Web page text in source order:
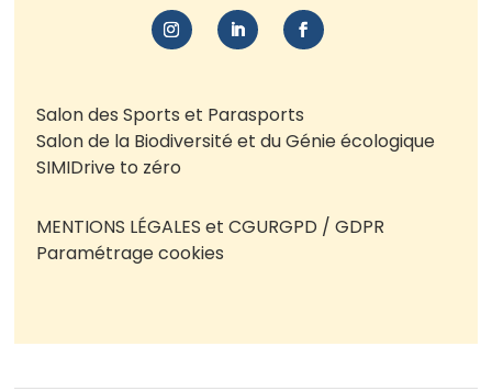
Salon des Sports et Parasports
Salon de la Biodiversité et du Génie écologique
SIMIDrive to zéro
MENTIONS LÉGALES et CGURGPD / GDPR
Paramétrage cookies